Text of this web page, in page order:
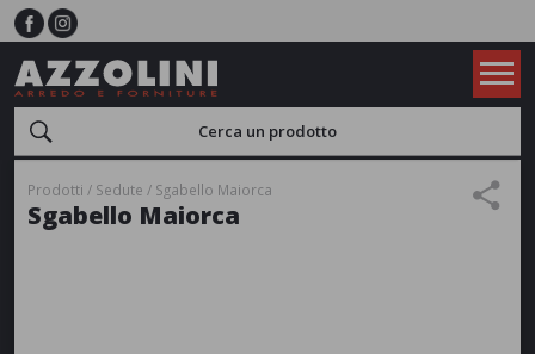
Prodotti Sedute Sgabello Maiorca
Sgabello Maiorca